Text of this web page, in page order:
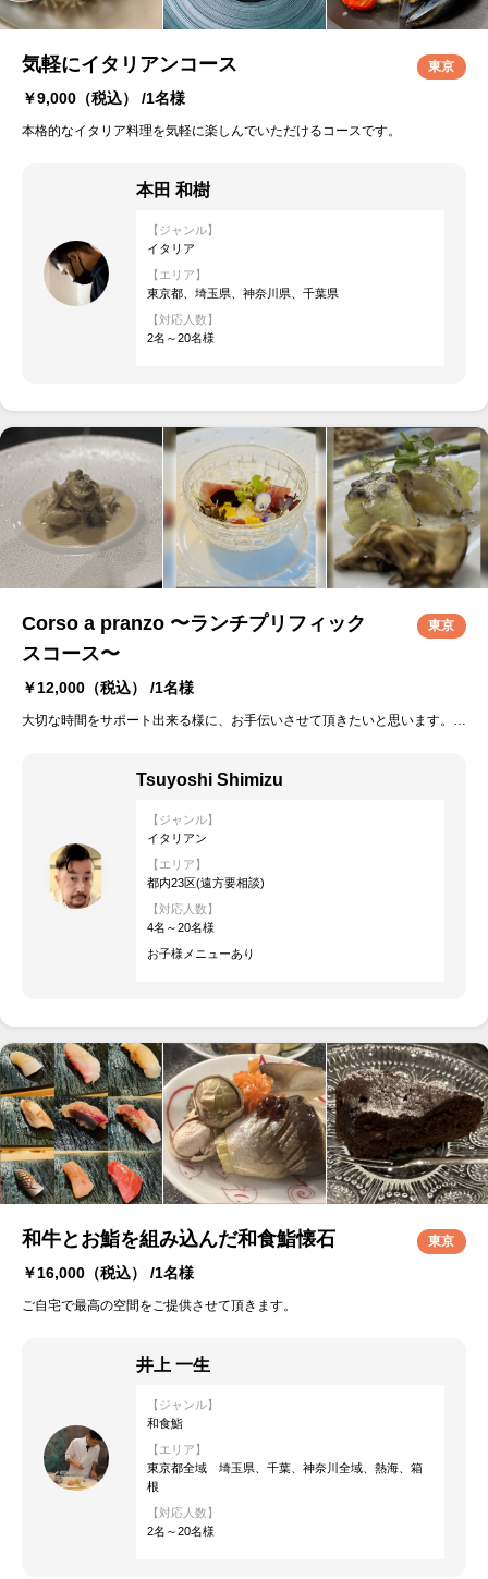
気軽にイタリアンコース
￥9,000 （税込） /1名様
東京
本格的なイタリア料理を気軽に楽しんでいただけるコースです。
本田 和樹
【ジャンル】
イタリア
【エリア】
東京都、埼玉県、神奈川県、千葉県
【対応人数】
2名～20名様
Corso a pranzo 〜ランチプリフィック
スコース〜
￥12,000 （税込） /1名様
東京
大切な時間をサポート出来る様に、お手伝いさせて頂きたいと思います。 メニューご提案内容に関しましては、一例となります。 季節により、食材の内容がかわります。 ランチタイム限定のコースとなります。
Tsuyoshi Shimizu
【ジャンル】
イタリアン
【エリア】
都内23区(遠方要相談)
【対応人数】
4名～20名様
お子様メニューあり
和牛とお鮨を組み込んだ和食鮨懐石
￥16,000 （税込） /1名様
東京
ご自宅で最高の空間をご提供させて頂きます。
井上 一生
【ジャンル】
和食鮨
【エリア】
東京都全域 埼玉県、千葉、神奈川全域、熱海、箱
根
【対応人数】
2名～20名様